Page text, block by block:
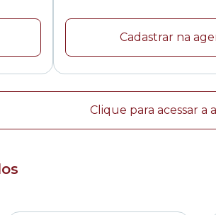
Cadastrar na
Clique para acessar a